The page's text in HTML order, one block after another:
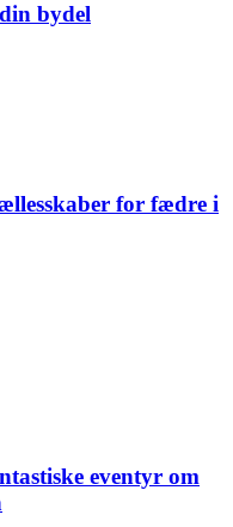
bydel
for fædre i
eventyr om